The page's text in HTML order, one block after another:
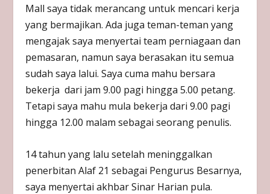
Mall saya tidak merancang untuk mencari kerja
yang bermajikan. Ada juga teman-teman yang
mengajak saya menyertai team perniagaan dan
pemasaran, namun saya berasakan itu semua
sudah saya lalui. Saya cuma mahu bersara
bekerja dari jam 9.00 pagi hingga 5.00 petang.
Tetapi saya mahu mula bekerja dari 9.00 pagi
hingga 12.00 malam sebagai seorang penulis.
14 tahun yang lalu setelah meninggalkan
penerbitan Alaf 21 sebagai Pengurus Besarnya,
saya menyertai akhbar Sinar Harian pula.